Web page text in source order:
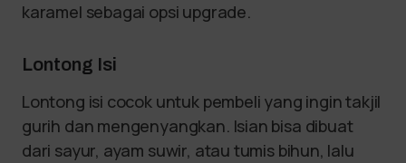
karamel sebagai opsi upgrade.
Lontong Isi
Lontong isi cocok untuk pembeli yang ingin takjil
gurih dan mengenyangkan. Isian bisa dibuat
dari sayur, ayam suwir, atau tumis bihun, lalu